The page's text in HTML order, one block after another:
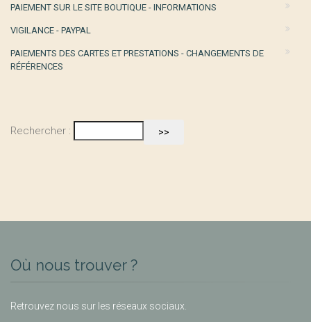
PAIEMENT SUR LE SITE BOUTIQUE - INFORMATIONS
VIGILANCE - PAYPAL
PAIEMENTS DES CARTES ET PRESTATIONS - CHANGEMENTS DE
RÉFÉRENCES
Rechercher :
Où nous trouver ?
Retrouvez nous sur les réseaux sociaux.